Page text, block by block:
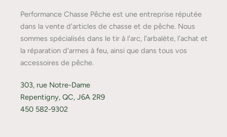
Performance Chasse Pêche est une entreprise réputée
dans la vente d'articles de chasse et de pêche. Nous
sommes spécialisés dans le tir à l'arc, l'arbalète, l'achat et
la réparation d'armes à feu, ainsi que dans tous vos
accessoires de pêche.
303, rue Notre-Dame
Repentigny, QC, J6A 2R9
450 582-9302